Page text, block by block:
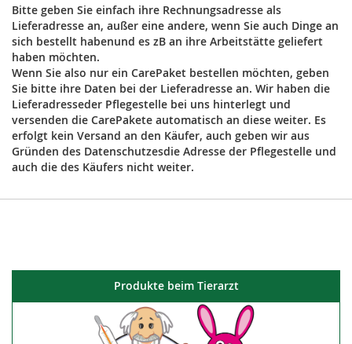
Bitte geben Sie einfach ihre Rechnungsadresse als
Lieferadresse an, außer eine andere, wenn Sie auch Dinge an
sich bestellt habenund es zB an ihre Arbeitstätte geliefert
haben möchten.
Wenn Sie also nur ein CarePaket bestellen möchten, geben
Sie bitte ihre Daten bei der Lieferadresse an. Wir haben die
Lieferadresseder Pflegestelle bei uns hinterlegt und
versenden die CarePakete automatisch an diese weiter. Es
erfolgt kein Versand an den Käufer, auch geben wir aus
Gründen des Datenschutzesdie Adresse der Pflegestelle und
auch die des Käufers nicht weiter.
Produkte beim Tierarzt